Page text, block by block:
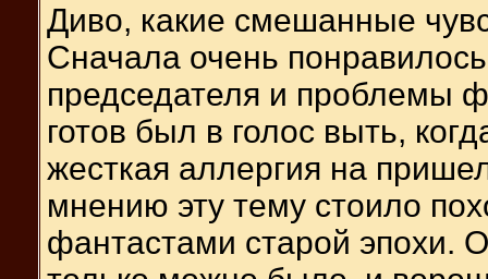
Диво, какие смешанные
Сначала очень
председателя и проблемы
готов был в голос выть,
жесткая аллергия на
мнению эту тему стоило
фантастами старой эпохи.